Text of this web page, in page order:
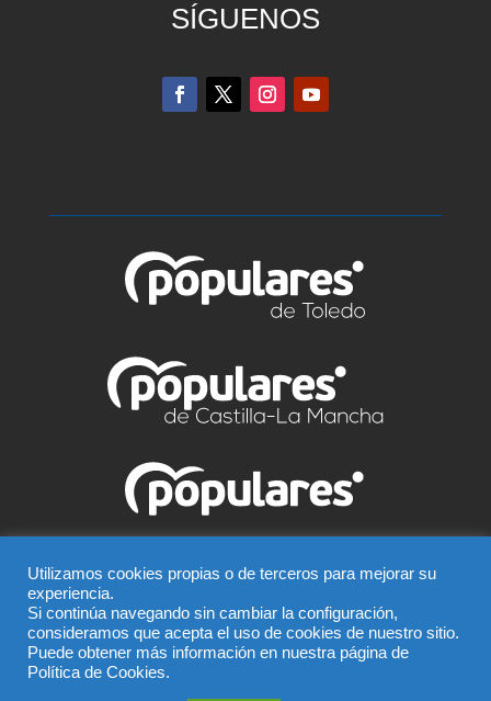
SÍGUENOS
© Partido Popular de Talavera – C/ Greco, 2 BIS –
Entreplanta, 45600, Talavera de la Reina (Toledo),
Teléfono 925 815 362
El uso de este sitio implica la aceptación delaviso legal
Utilizamos cookies propias o de terceros para mejorar su
experiencia.
Si continúa navegando sin cambiar la configuración,
consideramos que acepta el uso de cookies de nuestro sitio.
Puede obtener más información en nuestra página de
Política de Cookies.